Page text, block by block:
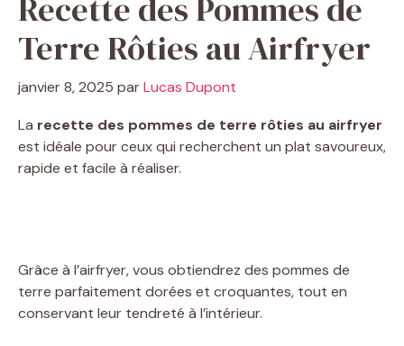
Recette des Pommes de
Terre Rôties au Airfryer
janvier 8, 2025 parLucas Dupont
La recette des pommes de terre rôties au airfryer
est idéale pour ceux qui recherchent un plat savoureux,
rapide et facile à réaliser.
Grâce à l’airfryer, vous obtiendrez des pommes de
terre parfaitement dorées et croquantes, tout en
conservant leur tendreté à l’intérieur.